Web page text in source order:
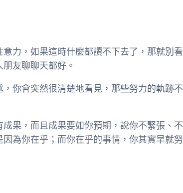
力，如果這時什麼都讀不下去了，那就別看
友聊聊天都好。
你會突然很清楚地看見，那些努力的軌跡不
果，而且成果要如你預期，說你不緊張、不
為你在乎；而你在乎的事情，你其實早就努